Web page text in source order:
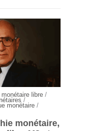
monétaire libre/
/
monétaire/
monétaire,